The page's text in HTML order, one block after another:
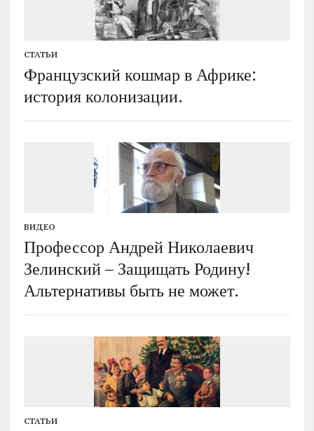
СТАТЬИ
Французский кошмар в Африке:
история колонизации.
ВИДЕО
Профессор Андрей Николаевич
Зелинский – Защищать Родину!
Альтернативы быть не может.
СТАТЬИ